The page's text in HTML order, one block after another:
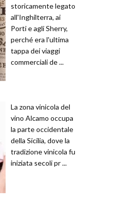
storicamente legato
all'Inghilterra, ai
Porti e agli Sherry,
perché era l'ultima
tappa dei viaggi
commerciali de ...
La zona vinicola del
vino Alcamo occupa
la parte occidentale
della Sicilia, dove la
tradizione vinicola fu
iniziata secoli pr ...